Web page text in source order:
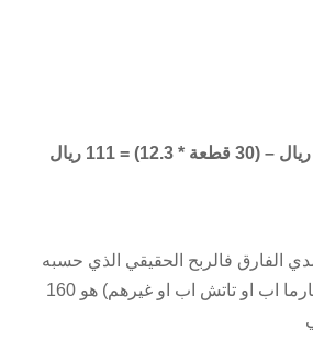
الفارق فالربح الحقيقي الذي حسبه
برنامجنا (سيلز اب او فارما اب او تاتش اب او غيرهم) هو 160